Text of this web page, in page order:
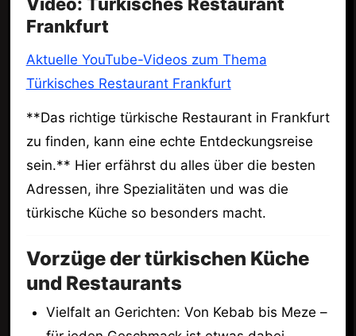
Video: Türkisches Restaurant
Frankfurt
Aktuelle YouTube-Videos zum Thema
Türkisches Restaurant Frankfurt
**Das richtige türkische Restaurant in Frankfurt
zu finden, kann eine echte Entdeckungsreise
sein.** Hier erfährst du alles über die besten
Adressen, ihre Spezialitäten und was die
türkische Küche so besonders macht.
Vorzüge der türkischen Küche
und Restaurants
Vielfalt an Gerichten: Von Kebab bis Meze –